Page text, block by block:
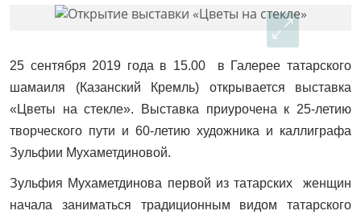
25 сентября 2019 года в 15.00 в Галерее татарского
шамаиля (Казанский Кремль) открывается выставка
«Цветы на стекле». Выставка приурочена к 25-летию
творческого пути и 60-летию художника и каллиграфа
Зульфии Мухаметдиновой.
Зульфия Мухаметдинова первой из татарских женщин
начала заниматься традиционным видом татарского